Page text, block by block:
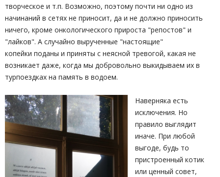
творческое и т.п. Возможно, поэтому почти ни одно из
начинаний в сетях не приносит, да и не должно приносить
ничего, кроме онкологического прироста "репостов" и
"лайков". А случайно вырученные "настоящие"
копейки поданы и приняты с неясной тревогой, какая не
возникает даже, когда мы добровольно выкидываем их в
турпоездках на память в водоем.
Наверняка есть
исключения. Но
правило выглядит
иначе. При любой
выгоде, будь то
пристроенный котик
или ценный совет,